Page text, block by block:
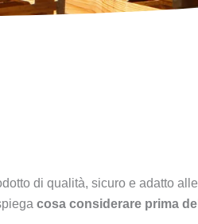
di qualità, sicuro e adatto
cosa considerare prima